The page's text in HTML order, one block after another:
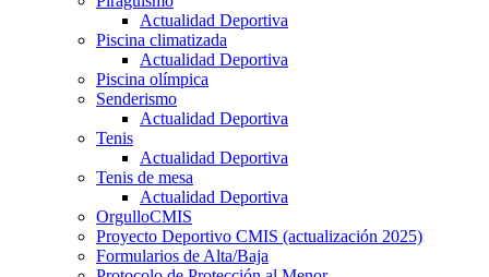
Actualidad Deportiva
Piscina climatizada
Actualidad Deportiva
Piscina olímpica
Senderismo
Actualidad Deportiva
Tenis
Actualidad Deportiva
Tenis de mesa
Actualidad Deportiva
OrgulloCMIS
Proyecto Deportivo CMIS (actualización 2025)
Formularios de Alta/Baja